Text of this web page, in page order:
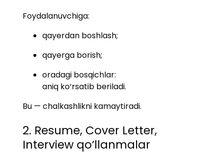
Foydalanuvchiga:
qayerdan boshlash;
qayerga borish;
oradagi bosqichlar:
aniq ko‘rsatib beriladi.
Bu — chalkashlikni kamaytiradi.
2. Resume, Cover Letter,
Interview qo‘llanmalar